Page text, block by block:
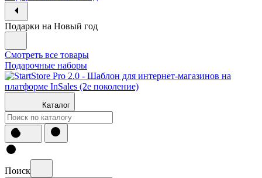
Подарки на Новый год
Смотреть все товары
Подарочные наборы
Каталог
Поиск